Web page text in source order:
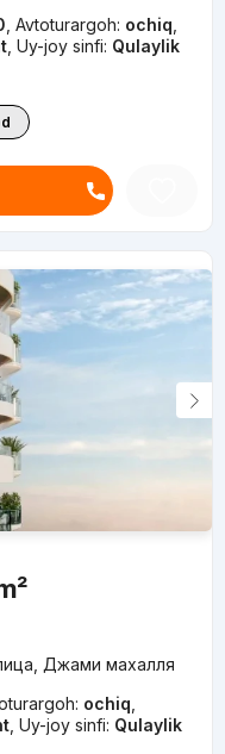
Avtoturargoh: ochiq
, Uy-joy sinfi: Qulaylik
Джами махалля
ochiq
, Uy-joy sinfi: Qulaylik